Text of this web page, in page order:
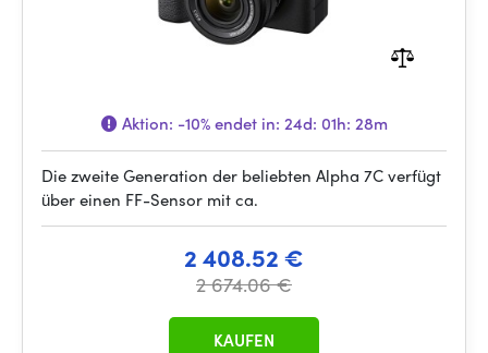
Aktion: -10%endet in: 24d: 01h: 28m
Die zweite Generation der beliebten Alpha 7C verfügt
über einen FF-Sensor mit ca.
2 408.52 €
2 674.06 €
KAUFEN